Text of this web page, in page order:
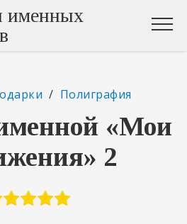
именных
/ Полиграфия
«Мои
2